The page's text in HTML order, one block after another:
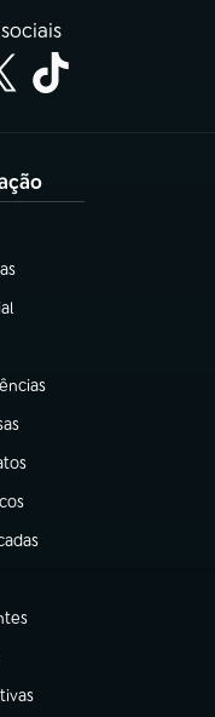
aba)
aba)